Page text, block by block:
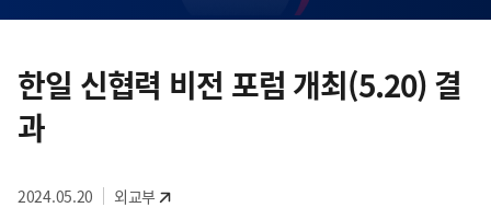
텐
츠
영
한일 신협력 비전 포럼 개최(5.20) 결
과
2024.05.20 외교부